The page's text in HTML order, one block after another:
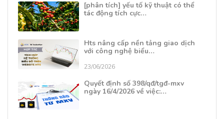
[phân tích] yếu tố kỹ thuật có thể
tác động tích cực…
Hts nâng cấp nền tảng giao dịch
với công nghệ biểu…
23/06/2026
Quyết định số 398/qđ/tgđ-mxv
ngày 16/4/2026 về việc:…